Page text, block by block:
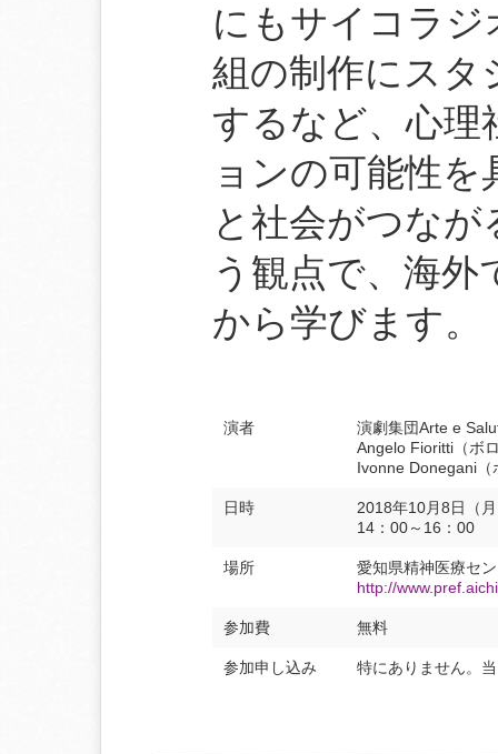
にもサイコラ
組の制作にスタ
するなど、心理
ョンの可能性
と社会がつな
う観点で、海外
から学びます。
演者
演劇集団Arte e
Angelo Fioritti（ボ
Ivonne Donegani
日時
2018年10月8日（
14：00～16：00
場所
愛知県精神医療セ
http://
参加費 無料
参加申し込み 特にありません。